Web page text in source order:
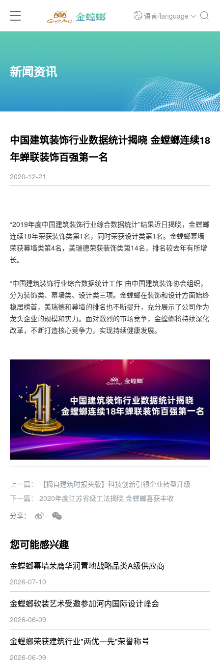
语言/language
新闻资讯
中国建筑装饰行业数据统计揭晓 金螳螂连续18
年蝉联装饰百强第一名
2020-12-21
​“2019年度中国建筑装饰行业综合数据统计”结果近日揭晓，金螳螂
连续18年荣获装饰类第1名，同时荣获设计类第1名。金螳螂幕墙
荣获幕墙类第4名，美瑞德荣获装饰类第14名，排名较去年有所增
长。
“中国建筑装饰行业综合数据统计工作”由中国建筑装饰协会组织，
分为装饰类、幕墙类、设计类三项。金螳螂在装饰和设计方面始终
稳居榜首，美瑞德和幕墙的排名也不断提升，充分展示了公司作为
龙头企业的规模和实力。面对激烈的市场竞争，金螳螂将持续深化
改革，不断打造核心竞争力，实现持续健康发展。
上一篇：
【摘自建筑时报头版】科技创新引领企业转型升级
下一篇：
2020年度江苏省级工法揭晓 金螳螂喜获丰收
分享：
您可能感兴趣
金螳螂幕墙荣膺华润置地战略品类A级供应商
2026-07-10
金螳螂软装艺术受邀参加河内国际设计峰会
2026-06-09
金螳螂荣获建筑行业"两优一先"荣誉称号
2026-06-09